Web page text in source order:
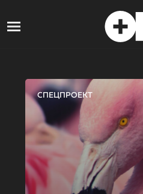
СПЕЦПРОЕКТ